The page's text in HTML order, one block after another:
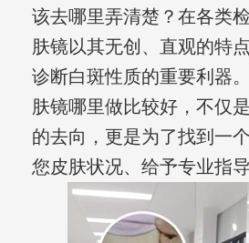
该去哪里弄清楚？在各类
肤镜以其无创、直观的特
诊断白斑性质的重要利器
肤镜哪里做比较好，不仅
的去向，更是为了找到一
您皮肤状况、给予专业指导